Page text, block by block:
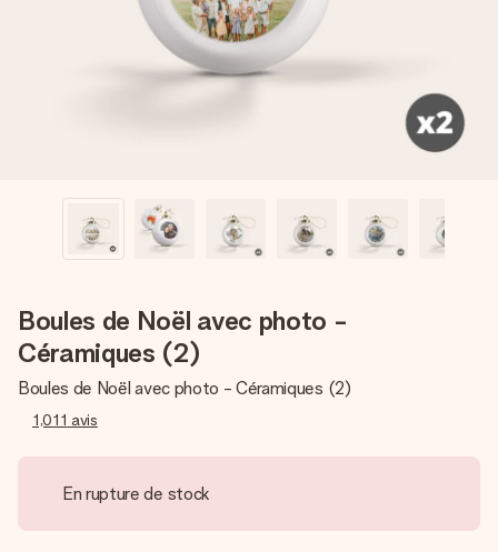
Créez quelque chose d’unique en quelques étapes – avec
son prénom, votre photo ou un message qui touche le cœur.
Sans complications, juste tout l’amour pour le moment idéal.
Boules de Noël avec photo -
Céramiques (2)
Boules de Noël avec photo - Céramiques (2)
1,011 avis
En rupture de stock